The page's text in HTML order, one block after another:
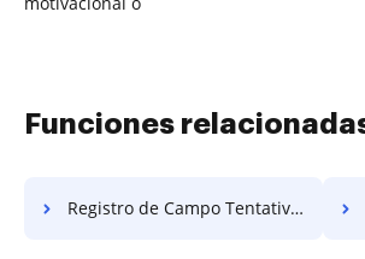
Funciones
Registro de Campo Tentativo de Gráficos Gratis